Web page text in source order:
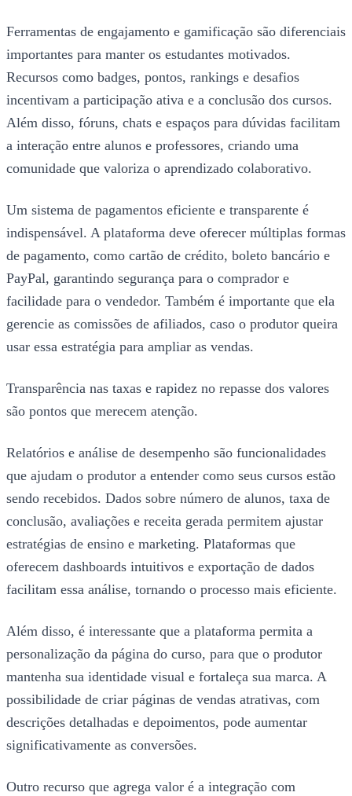
Ferramentas de engajamento e gamificação são diferenciais
importantes para manter os estudantes motivados.
Recursos como badges, pontos, rankings e desafios
incentivam a participação ativa e a conclusão dos cursos.
Além disso, fóruns, chats e espaços para dúvidas facilitam
a interação entre alunos e professores, criando uma
comunidade que valoriza o aprendizado colaborativo.
Um sistema de pagamentos eficiente e transparente é
indispensável. A plataforma deve oferecer múltiplas formas
de pagamento, como cartão de crédito, boleto bancário e
PayPal, garantindo segurança para o comprador e
facilidade para o vendedor. Também é importante que ela
gerencie as comissões de afiliados, caso o produtor queira
usar essa estratégia para ampliar as vendas.
Transparência nas taxas e rapidez no repasse dos valores
são pontos que merecem atenção.
Relatórios e análise de desempenho são funcionalidades
que ajudam o produtor a entender como seus cursos estão
sendo recebidos. Dados sobre número de alunos, taxa de
conclusão, avaliações e receita gerada permitem ajustar
estratégias de ensino e marketing. Plataformas que
oferecem dashboards intuitivos e exportação de dados
facilitam essa análise, tornando o processo mais eficiente.
Além disso, é interessante que a plataforma permita a
personalização da página do curso, para que o produtor
mantenha sua identidade visual e fortaleça sua marca. A
possibilidade de criar páginas de vendas atrativas, com
descrições detalhadas e depoimentos, pode aumentar
significativamente as conversões.
Outro recurso que agrega valor é a integração com